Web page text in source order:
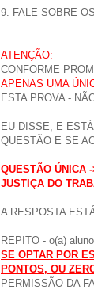
9. FALE SOBRE
ATENÇÃO:
CONFORME
APENAS UMA
ESTA PROVA -
EU DISSE, E
QUESTÃO E SE
QUESTÃO ÚNICA
JUSTIÇA DO
A RESPOSTA
REPITO - o(a)
SE OPTAR POR
PONTOS, OU
PERMISSÃO DA